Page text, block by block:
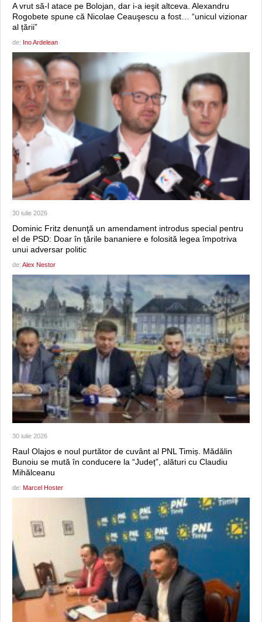
A vrut să-l atace pe Bolojan, dar i-a ieşit altceva. Alexandru
Rogobete spune că Nicolae Ceauşescu a fost… “unicul vizionar
al țării”
de: Ino Ardelean
30 iulie 2026
Dominic Fritz denunţă un amendament introdus special pentru
el de PSD: Doar în țările bananiere e folosită legea împotriva
unui adversar politic
de: Alex Nestor
30 iulie 2026
Raul Olajos e noul purtător de cuvânt al PNL Timiș. Mădălin
Bunoiu se mută în conducere la “Județ”, alături cu Claudiu
Mihălceanu
de: Marcel Hoster